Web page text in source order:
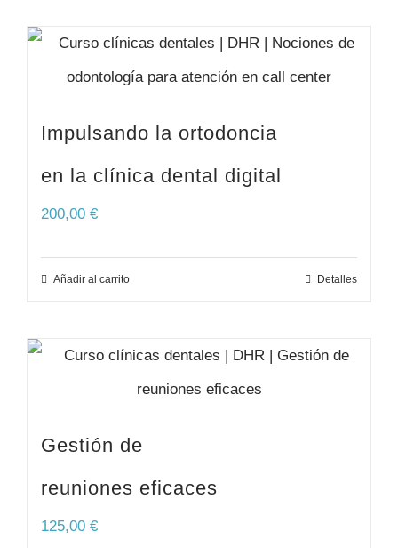
Impulsando la ortodoncia
en la clínica dental digital
200,00 €
Añadir al carrito Detalles
Gestión de
reuniones eficaces
125,00 €